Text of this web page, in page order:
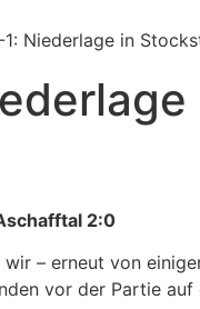
1: Niederlage in
2:0
wir – erneut von
vor der Partie